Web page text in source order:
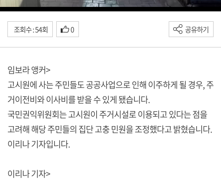
조회수 : 54회 0 공유하기
임보라 앵커>
고시원에 사는 주민들도 공공사업으로 인해 이주하게 될 경우, 주
거이전비와 이사비를 받을 수 있게 됐습니다.
국민권익위원회는 고시원이 주거시설로 이용되고 있다는 점을
고려해 해당 주민들의 집단 고충 민원을 조정했다고 밝혔습니다.
이리나 기자입니다.
이리나 기자>